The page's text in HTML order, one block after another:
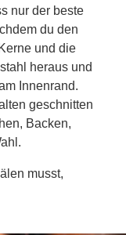
nur der beste
du den
und die
heraus und
Innenrand.
geschnitten
Backen,
musst,